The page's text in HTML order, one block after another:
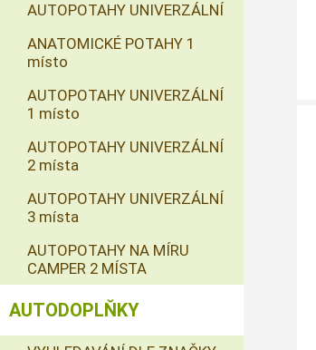
AUTOPOTAHY UNIVERZÁLNÍ
ANATOMICKÉ POTAHY 1
místo
AUTOPOTAHY UNIVERZÁLNÍ
1 místo
AUTOPOTAHY UNIVERZÁLNÍ
2 místa
AUTOPOTAHY UNIVERZÁLNÍ
3 místa
AUTOPOTAHY NA MÍRU
CAMPER 2 MÍSTA
AUTODOPLŇKY